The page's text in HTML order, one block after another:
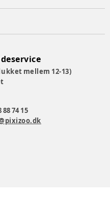
mellem 12-13)
74 15